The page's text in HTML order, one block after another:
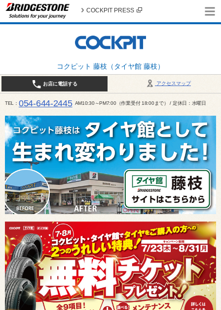
コクピット 藤枝（タイヤ館 藤枝）
COCKPIT PRESS
アクセスマップ
お店に電話する
TEL 054-644-2445 AM10:30～PM7:00（作業受付 18:00まで） / 定休日：水曜日